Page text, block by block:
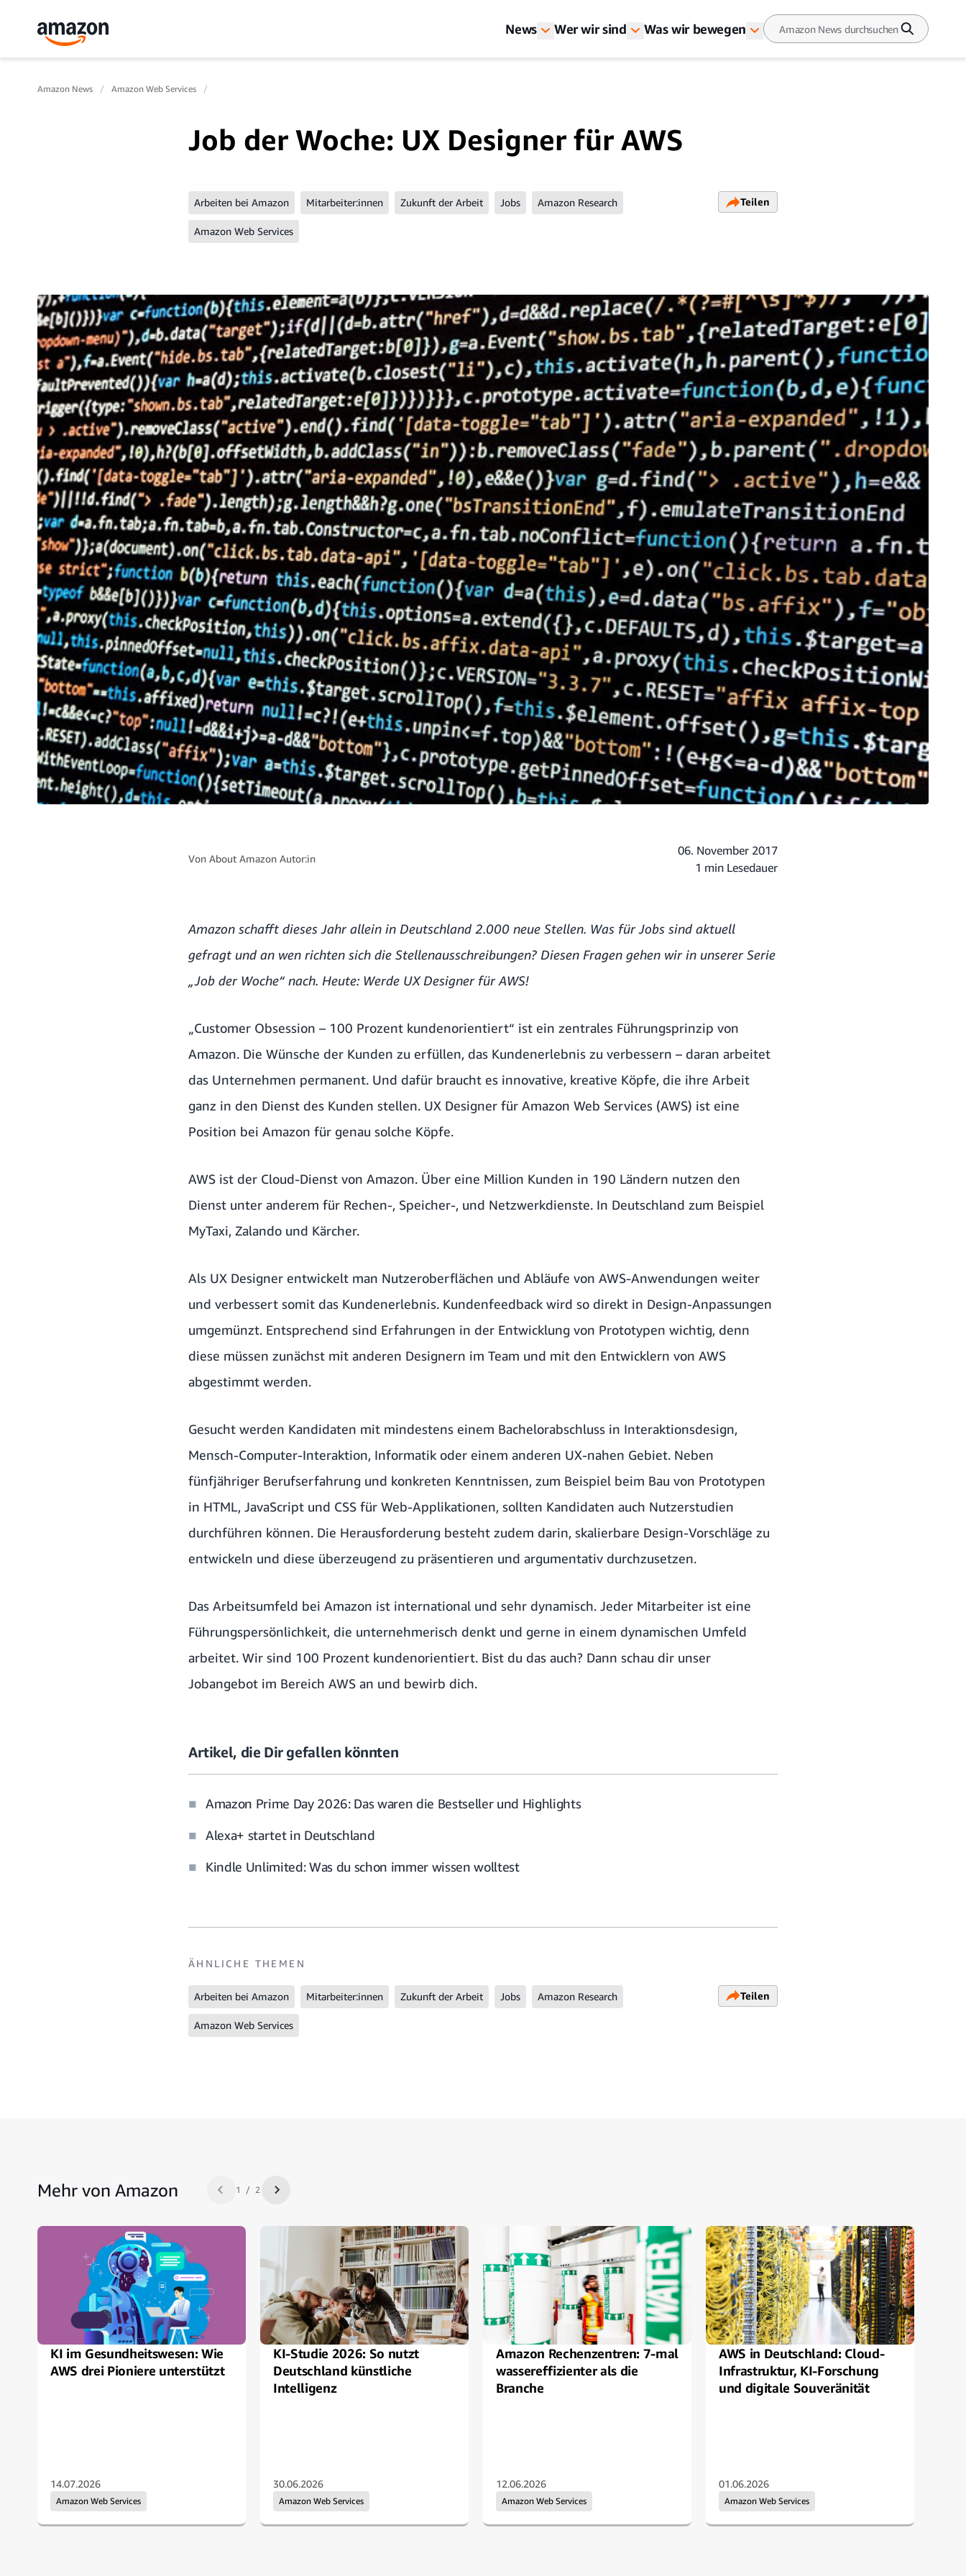
News Wer wir sind Was wir bewegen
Amazon News Amazon Web Services
Job der Woche: UX Designer für AWS
Arbeiten bei Amazon Mitarbeiter:innen Zukunft der Arbeit Jobs Amazon Research
Amazon Web Services
Teilen
Von About Amazon Autor:in
06. November 2017
1 min Lesedauer
Amazon schafft dieses Jahr allein in Deutschland 2.000 neue Stellen. Was für Jobs sind aktuell
gefragt und an wen richten sich die Stellenausschreibungen? Diesen Fragen gehen wir in unserer Serie
„Job der Woche“ nach. Heute: Werde UX Designer für AWS!
„Customer Obsession – 100 Prozent kundenorientiert“ ist ein zentrales Führungsprinzip von
Amazon. Die Wünsche der Kunden zu erfüllen, das Kundenerlebnis zu verbessern – daran arbeitet
das Unternehmen permanent. Und dafür braucht es innovative, kreative Köpfe, die ihre Arbeit
ganz in den Dienst des Kunden stellen. UX Designer für Amazon Web Services (AWS) ist eine
Position bei Amazon für genau solche Köpfe.
AWS ist der Cloud-Dienst von Amazon. Über eine Million Kunden in 190 Ländern nutzen den
Dienst unter anderem für Rechen-, Speicher-, und Netzwerkdienste. In Deutschland zum Beispiel
MyTaxi, Zalando und Kärcher.
Als UX Designer entwickelt man Nutzeroberflächen und Abläufe von AWS-Anwendungen weiter
und verbessert somit das Kundenerlebnis. Kundenfeedback wird so direkt in Design-Anpassungen
umgemünzt. Entsprechend sind Erfahrungen in der Entwicklung von Prototypen wichtig, denn
diese müssen zunächst mit anderen Designern im Team und mit den Entwicklern von AWS
abgestimmt werden.
Gesucht werden Kandidaten mit mindestens einem Bachelorabschluss in Interaktionsdesign,
Mensch-Computer-Interaktion, Informatik oder einem anderen UX-nahen Gebiet. Neben
fünfjähriger Berufserfahrung und konkreten Kenntnissen, zum Beispiel beim Bau von Prototypen
in HTML, JavaScript und CSS für Web-Applikationen, sollten Kandidaten auch Nutzerstudien
durchführen können. Die Herausforderung besteht zudem darin, skalierbare Design-Vorschläge zu
entwickeln und diese überzeugend zu präsentieren und argumentativ durchzusetzen.
Das Arbeitsumfeld bei Amazon ist international und sehr dynamisch. Jeder Mitarbeiter ist eine
Führungspersönlichkeit, die unternehmerisch denkt und gerne in einem dynamischen Umfeld
arbeitet. Wir sind 100 Prozent kundenorientiert. Bist du das auch? Dann schau dir unser
Jobangebot im Bereich AWS an und bewirb dich.
Artikel, die Dir gefallen könnten
Amazon Prime Day 2026: Das waren die Bestseller und Highlights
Alexa+ startet in Deutschland
Kindle Unlimited: Was du schon immer wissen wolltest
ÄHNLICHE THEMEN
Arbeiten bei Amazon Mitarbeiter:innen Zukunft der Arbeit Jobs Amazon Research
Amazon Web Services
Teilen
Mehr von Amazon Zurück 1 / 2 Nächste
KI im Gesundheitswesen: Wie
AWS drei Pioniere unterstützt
Amazon Web Services
14.07.2026
KI-Studie 2026: So nutzt
Deutschland künstliche
Intelligenz
Amazon Web Services
30.06.2026
Amazon Rechenzentren: 7-mal
wassereffizienter als die
Branche
Amazon Web Services
12.06.2026
AWS in Deutschland: Cloud-
Infrastruktur, KI-Forschung
und digitale Souveränität
Amazon Web Services
01.06.2026